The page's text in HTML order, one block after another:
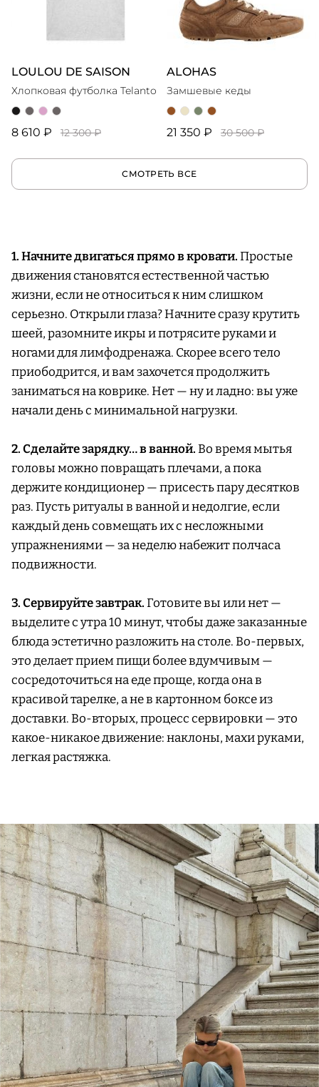
LOULOU DE SAISON
Хлопковая футболка Telanto
8 610 ₽ 12 300 ₽
ALOHAS
Замшевые кеды
21 350 ₽ 30 500 ₽
СМОТРЕТЬ ВСЕ
1. Начните двигаться прямо в кровати.Простые
движения становятся естественной частью
жизни, если не относиться к ним слишком
серьезно. Открыли глаза? Начните сразу крутить
шеей, разомните икры и потрясите руками и
ногами для лимфодренажа. Скорее всего тело
приободрится, и вам захочется продолжить
заниматься на коврике. Нет — ну и ладно: вы уже
начали день с минимальной нагрузки.
2. Сделайте зарядку… в ванной.Во время мытья
головы можно повращать плечами, а пока
держите кондиционер — присесть пару десятков
раз. Пусть ритуалы в ванной и недолгие, если
каждый день совмещать их с несложными
упражнениями — за неделю набежит полчаса
подвижности.
3. Сервируйте завтрак.Готовите вы или нет —
выделите с утра 10 минут, чтобы даже заказанные
блюда эстетично разложить на столе. Во-первых,
это делает прием пищи более вдумчивым —
сосредоточиться на еде проще, когда она в
красивой тарелке, а не в картонном боксе из
доставки. Во-вторых, процесс сервировки — это
какое-никакое движение: наклоны, махи руками,
легкая растяжка.